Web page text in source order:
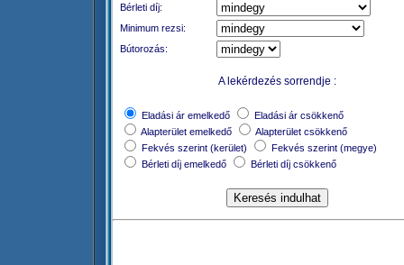
Bérleti díj:
Minimum rezsi:
Bútorozás:
A lekérdezés sorrendje :
Eladási ár emelkedő
Eladási ár csökkenő
Alapterület emelkedő
Alapterület csökkenő
Fekvés szerint (kerület)
Fekvés szerint (megye)
Bérleti díj emelkedő
Bérleti díj csökkenő